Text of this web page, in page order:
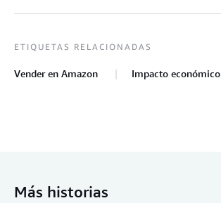
ETIQUETAS RELACIONADAS
Vender en Amazon Impacto económico
Más historias